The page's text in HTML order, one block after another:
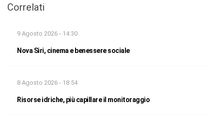
Correlati
9 Agosto 2026 - 14:30
Nova Siri, cinema e benessere sociale
8 Agosto 2026 - 18:54
Risorse idriche, più capillare il monitoraggio